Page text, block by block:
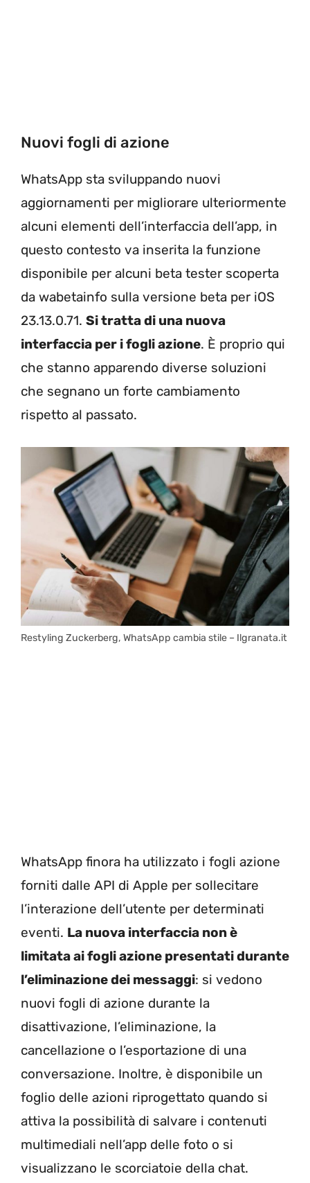
Nuovi fogli di azione
WhatsApp sta sviluppando nuovi
aggiornamenti per migliorare ulteriormente
alcuni elementi dell’interfaccia dell’app, in
questo contesto va inserita la funzione
disponibile per alcuni beta tester scoperta
da wabetainfo sulla versione beta per iOS
23.13.0.71. Si tratta di una nuova
interfaccia per i fogli azione. È proprio qui
che stanno apparendo diverse soluzioni
che segnano un forte cambiamento
rispetto al passato.
Restyling Zuckerberg, WhatsApp cambia stile – Ilgranata.it
WhatsApp finora ha utilizzato i fogli azione
forniti dalle API di Apple per sollecitare
l’interazione dell’utente per determinati
eventi. La nuova interfaccia non è
limitata ai fogli azione presentati durante
l’eliminazione dei messaggi: si vedono
nuovi fogli di azione durante la
disattivazione, l’eliminazione, la
cancellazione o l’esportazione di una
conversazione. Inoltre, è disponibile un
foglio delle azioni riprogettato quando si
attiva la possibilità di salvare i contenuti
multimediali nell’app delle foto o si
visualizzano le scorciatoie della chat.